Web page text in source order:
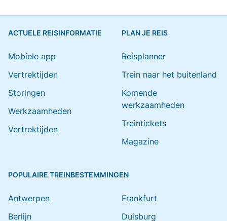
ACTUELE REISINFORMATIE
Mobiele app
Vertrektijden
Storingen
Werkzaamheden
Vertrektijden
PLAN JE REIS
Reisplanner
Trein naar het buitenland
Komende
werkzaamheden
Treintickets
Magazine
POPULAIRE TREINBESTEMMINGEN
Antwerpen
Berlijn
Frankfurt
Duisburg